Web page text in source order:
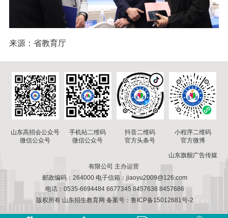
来源：省教育厅
山东高招会公众号
微信公众号
手机站二维码
微信公众号
抖音二维码
官方头条号
小程序二维码
官方微博
山东旗舰广告传媒
有限公司 主办运营
邮政编码：264000 电子信箱：jiaoyu2009@126.com
电话：0535-6694484 6677345 8457636 8457686
版权所有 山东招生教育网 备案号：鲁ICP备15012681号-2